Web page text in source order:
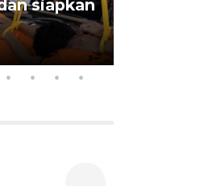
siapkan